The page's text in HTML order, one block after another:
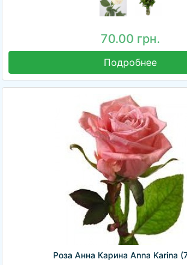
70.00 грн.
Подробнее
Роза Анна Карина Anna Karina